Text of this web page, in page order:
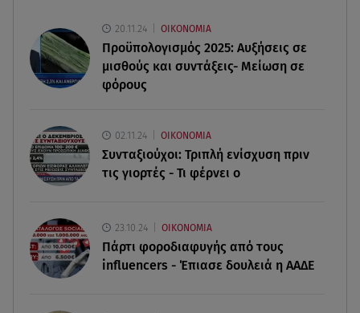
ΑΜΜΟΣ - Η πρώτη ανάγνωση (αναλόγιο) στο
θέατρο Άβατον
08.08.26 , 13:07
08.08.26 , 13:06
MG Motor Greece: «Απογειώνεται» στο Athens
08.08.26 , 12:42
Κρήτη: Η Αστυνομία διαψεύδει την απόπειρα
ασέλγειας σε ανήλικη
20.11.24 ΟΙΚΟΝΟΜΙΑ
Προϋπολογισμός 2025: Αυξήσεις σε
μισθούς και συντάξεις- Μείωση σε
φόρους
02.11.24 ΟΙΚΟΝΟΜΙΑ
Συνταξιούχοι: Τριπλή ενίσχυση πριν
τις γιορτές - Τι φέρνει ο
23.10.24 ΟΙΚΟΝΟΜΙΑ
Πάρτι φοροδιαφυγής από τους
influencers - Έπιασε δουλειά η ΑΑΔΕ